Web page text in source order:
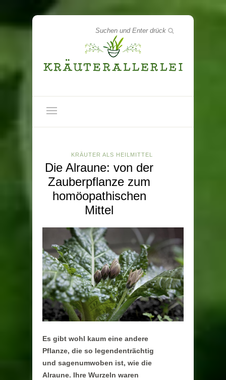
KRÄUTER ALS HEILMITTEL
Die Alraune: von der
Zauberpflanze zum
homöopathischen
Mittel
Es gibt wohl kaum eine andere
Pflanze, die so legendenträchtig
und sagenumwoben ist, wie die
Alraune. Ihre Wurzeln waren